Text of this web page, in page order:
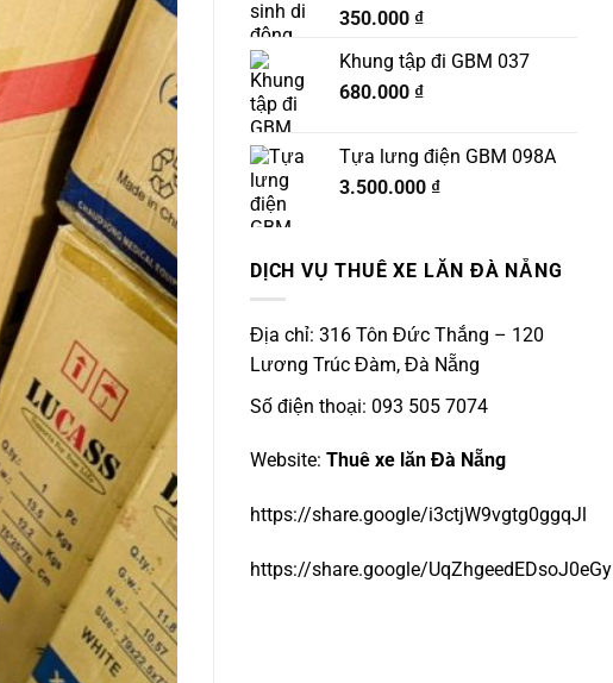
350.000 ₫
Khung tập đi GBM 037
680.000 ₫
Tựa lưng điện GBM 098A
3.500.000 ₫
DỊCH VỤ THUÊ XE LĂN ĐÀ NẴNG
Địa chỉ: 316 Tôn Đức Thắng – 120
Lương Trúc Đàm, Đà Nẵng
Số điện thoại: 093 505 7074
Website: Thuê xe lăn Đà Nẵng
https://share.google/i3ctjW9vgtg0ggqJl
https://share.google/UqZhgeedEDsoJ0eGy